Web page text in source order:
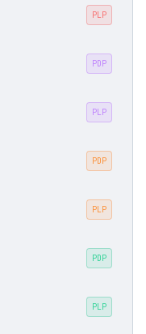
PLP
PDP
PLP
PDP
PLP
PDP
PLP